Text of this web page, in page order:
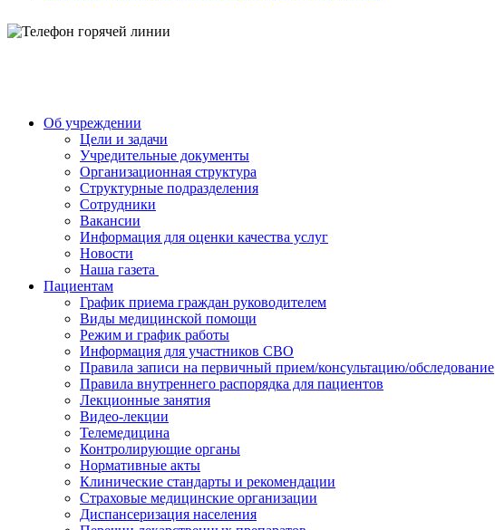
Об учреждении
Цели и задачи
Учредительные документы
Организационная структура
Структурные подразделения
Сотрудники
Вакансии
Информация для оценки качества услуг
Новости
​​Наша газета
Пациентам
График приема граждан руководителем
Виды медицинской помощи
Режим и график работы
Информация для участников СВО
Правила записи на первичный прием/консультацию/обследование
Правила внутреннего распорядка для пациентов
Лекционные занятия
Видео-лекции
Телемедицина
Контролирующие органы
Нормативные акты
Клинические стандарты и рекомендации
Страховые медицинские организации
Диспансеризация населения